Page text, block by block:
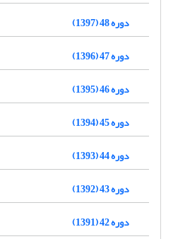
دوره 48 (1397)
دوره 47 (1396)
دوره 46 (1395)
دوره 45 (1394)
دوره 44 (1393)
دوره 43 (1392)
دوره 42 (1391)